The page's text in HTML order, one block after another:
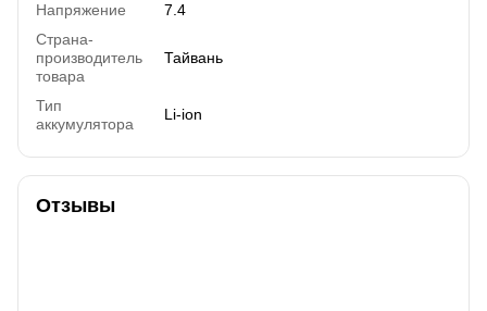
Напряжение
7.4
Страна-
производитель
товара
Тайвань
Тип
аккумулятора
Li-ion
Отзывы